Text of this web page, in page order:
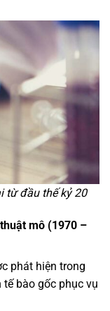
từ đầu thế kỷ 20
mô (1970 –
phát hiện trong
bào gốc phục vụ